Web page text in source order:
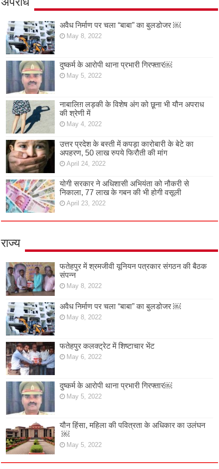
अवैध निर्माण पर चला “बाबा” का बुलडोजर ￼
May 8, 2022
दुष्कर्म के आरोपी थाना प्रभारी गिरफ्तार￼
May 5, 2022
नाबालिग़ लड़की के विशेष अंग को छूना भी यौन अपराध
की श्रेणी में
May 4, 2022
उत्तर प्रदेश के बस्ती में कपड़ा कारोबारी के बेटे का
अपहरण, 50 लाख रुपये फिरौती की मांग
April 24, 2022
योगी सरकार ने अधिशासी अभियंता को नौकरी से
निकाला, 77 लाख के गबन की भी होगी वसूली
April 23, 2022
राज्य
फतेहपुर में श्रमजीवी यूनियन पत्रकार संगठन की बैठक
संपन्न
May 8, 2022
अवैध निर्माण पर चला “बाबा” का बुलडोजर ￼
May 8, 2022
फतेहपुर कलक्ट्रेट में शिष्टाचार भेंट
May 6, 2022
दुष्कर्म के आरोपी थाना प्रभारी गिरफ्तार￼
May 5, 2022
यौन हिंसा, महिला की पवित्रता के अधिकार का उलंघन
￼
May 5, 2022